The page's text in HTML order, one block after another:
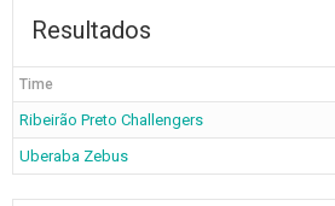
Resultados
Time
Ribeirão Preto Challengers
Uberaba Zebus